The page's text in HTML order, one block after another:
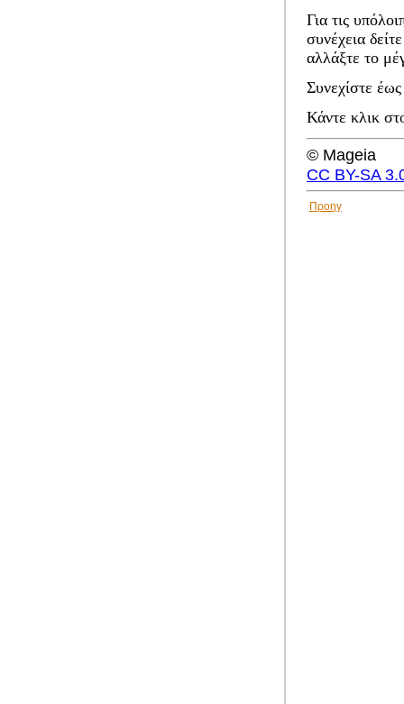
Για τις
συνέχεια
αλλάξτε το
Συνεχίστε
Κάντε κλικ
© Mageia
CC BY-SA
Προηγ